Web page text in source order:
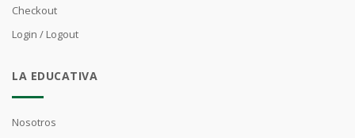
Checkout
Login / Logout
LA EDUCATIVA
Nosotros